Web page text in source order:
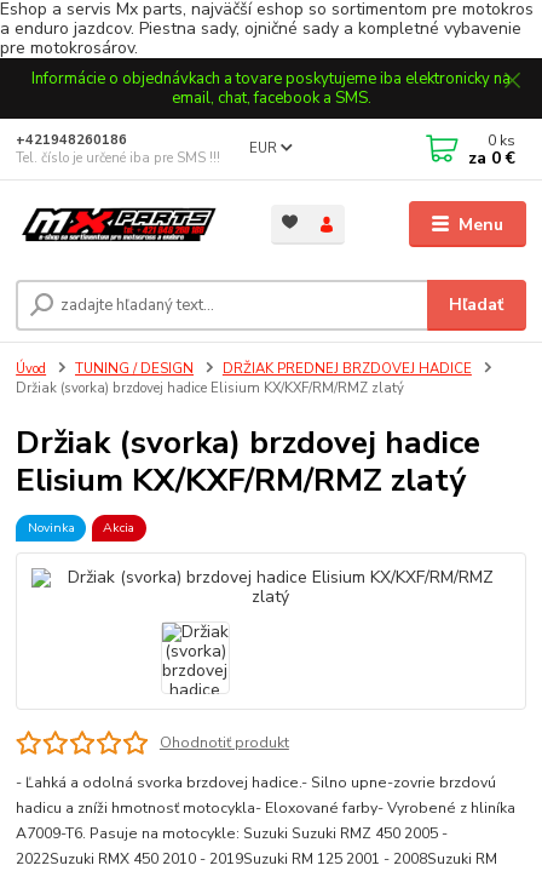
Eshop a servis Mx parts, najväčší eshop so sortimentom pre motokros
a enduro jazdcov. Piestna sady, ojničné sady a kompletné vybavenie
pre motokrosárov.
Informácie o objednávkach a tovare poskytujeme iba elektronicky na
email, chat, facebook a SMS.
Menu
EUR
Hľadať
+421948260186
Tel. číslo je určené iba pre SMS !!!
0 ks
za 0 €
Úvod TUNING / DESIGN
DRŽIAK PREDNEJ BRZDOVEJ HADICE
Držiak (svorka) brzdovej hadice Elisium KX/KXF/RM/RMZ zlatý
Držiak (svorka) brzdovej hadice
Elisium KX/KXF/RM/RMZ zlatý
Novinka Akcia
Ohodnotiť produkt
- Ľahká a odolná svorka brzdovej hadice.- Silno upne-zovrie brzdovú
hadicu a zníži hmotnosť motocykla- Eloxované farby- Vyrobené z hliníka
A7009-T6. Pasuje na motocykle: Suzuki Suzuki RMZ 450 2005 -
2022Suzuki RMX 450 2010 - 2019Suzuki RM 125 2001 - 2008Suzuki RM